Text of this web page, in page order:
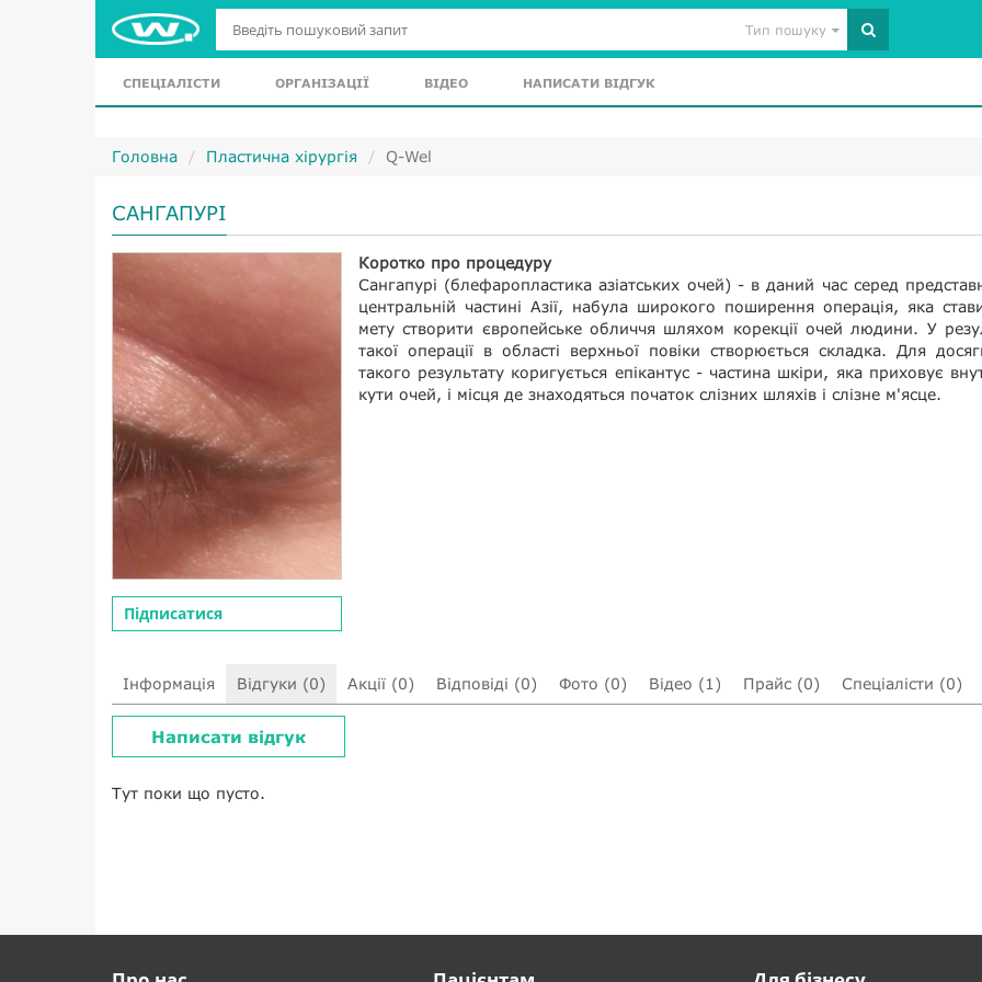
Тип пошуку
СПЕЦІАЛІСТИ ОРГАНІЗАЦІЇ ВІДЕО НАПИСАТИ ВІДГУК
Головна Пластична хірургія Q-Wel
САНГАПУРІ
Підписатися
Коротко про процедуру
Сангапурі (блефаропластика азіатських очей) - в даний час серед
центральній частині Азії, набула широкого поширення операція, яка
мету створити європейське обличчя шляхом корекції очей людини. У
такої операції в області верхньої повіки створюється складка. Для
такого результату коригується епікантус - частина шкіри, яка приховує
кути очей, і місця де знаходяться початок слізних шляхів і слізне м'ясце.
Інформація Відгуки (0) Акції (0) Відповіді (0) Фото (0) Відео (1) Прайс (0) Спеціалісти (0)
Написати відгук
Тут поки що пусто.